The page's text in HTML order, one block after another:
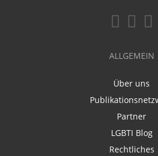
ALLGEMEIN
Über uns
Partner
LGBTI Blog
Rechtliches